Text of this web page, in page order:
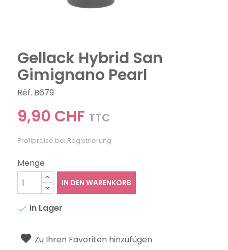
Gellack Hybrid San
Gimignano Pearl
Réf. B679
9,90 CHF TTC
Profipreise bei Registrierung
Menge
IN DEN WARENKORB
 in Lager
Zu Ihren Favoriten hinzufügen